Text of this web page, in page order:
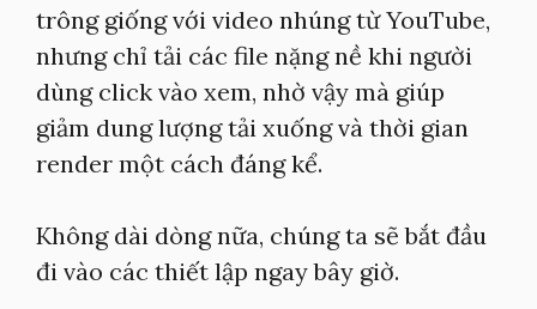
trông giống với video nhúng từ YouTube,
nhưng chỉ tải các file nặng nề khi người
dùng click vào xem, nhờ vậy mà giúp
giảm dung lượng tải xuống và thời gian
render một cách đáng kể.
Không dài dòng nữa, chúng ta sẽ bắt đầu
đi vào các thiết lập ngay bây giờ.